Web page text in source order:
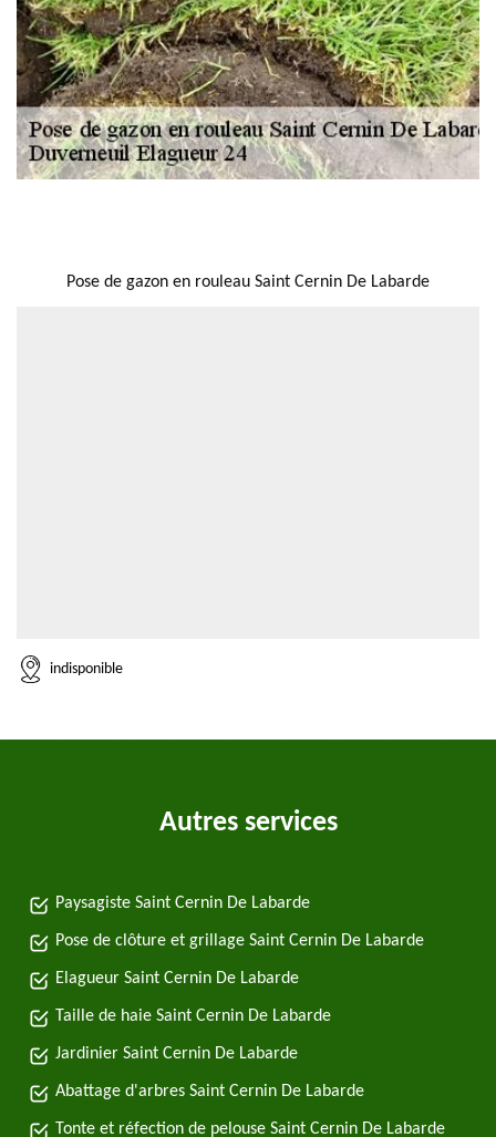
Pose de gazon en rouleau Saint Cernin De Labarde
indisponible
Autres services
Paysagiste Saint Cernin De Labarde
Pose de clôture et grillage Saint Cernin De Labarde
Elagueur Saint Cernin De Labarde
Taille de haie Saint Cernin De Labarde
Jardinier Saint Cernin De Labarde
Abattage d'arbres Saint Cernin De Labarde
Tonte et réfection de pelouse Saint Cernin De Labarde